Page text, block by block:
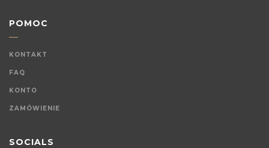
POMOC
KONTAKT
FAQ
KONTO
ZAMÓWIENIE
SOCIALS